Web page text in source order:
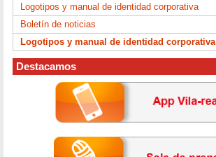
Logotipos y manual de identidad corporativa
Boletín de noticias
Logotipos y manual de identidad corporativa
Destacamos